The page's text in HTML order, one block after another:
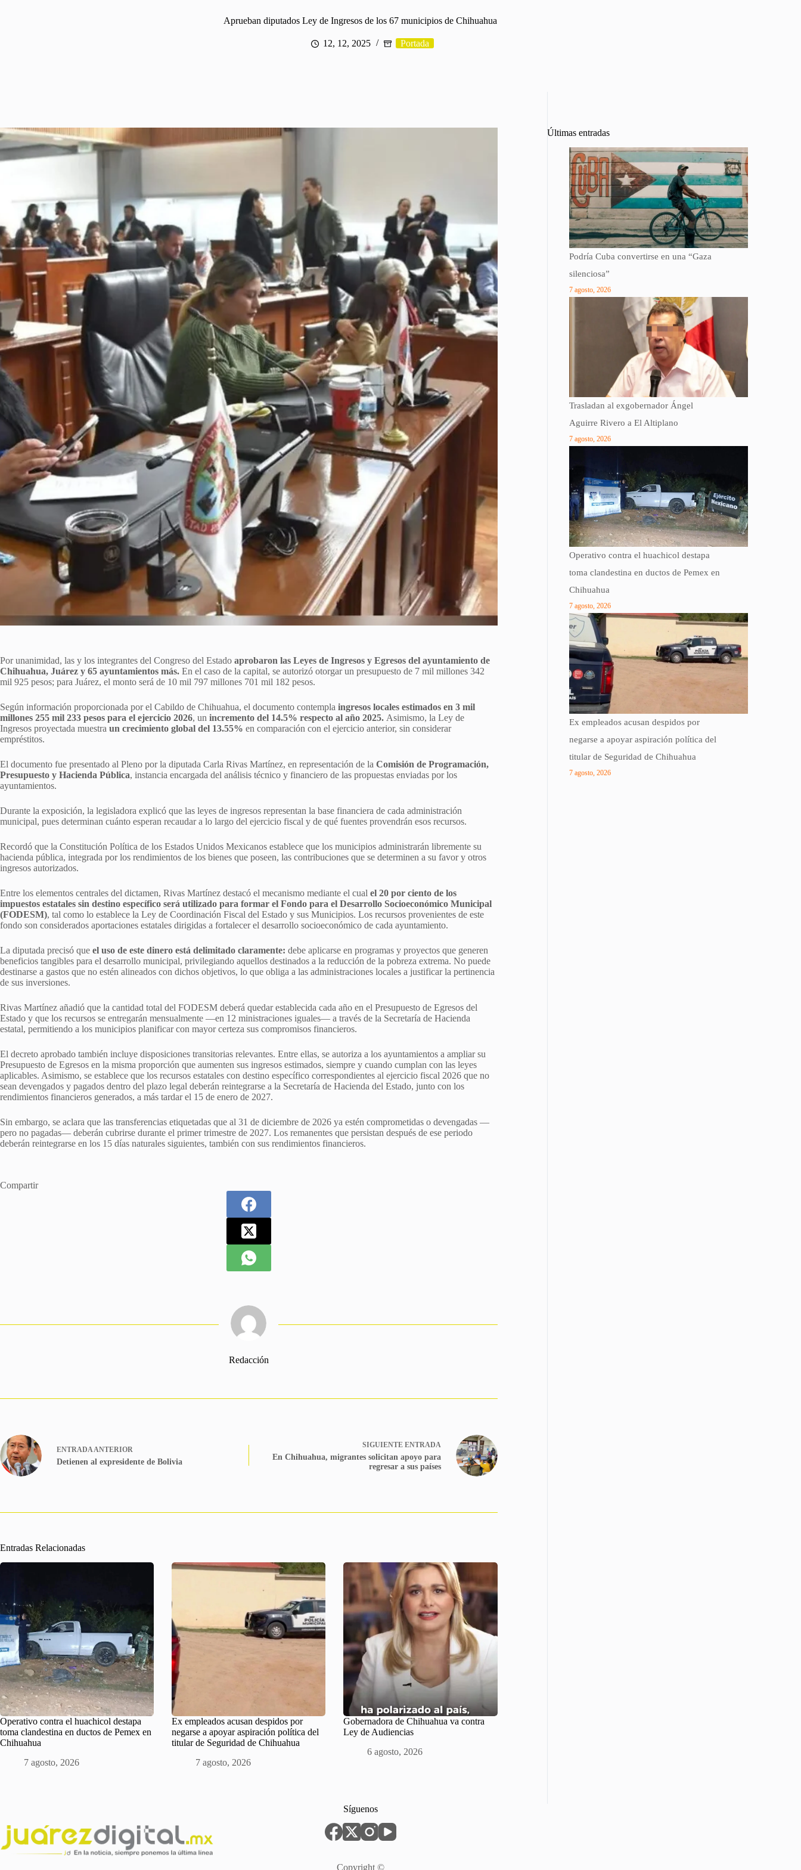
Aprueban diputados Ley de Ingresos de los 67 municipios de Chihuahua
12, 12, 2025 Portada
Por unanimidad, las y los integrantes del Congreso del Estado aprobaron las Leyes de Ingresos y Egresos del ayuntamiento de
Chihuahua, Juárez y 65 ayuntamientos más. En el caso de la capital, se autorizó otorgar un presupuesto de 7 mil millones 342
mil 925 pesos; para Juárez, el monto será de 10 mil 797 millones 701 mil 182 pesos.
Según información proporcionada por el Cabildo de Chihuahua, el documento contempla ingresos locales estimados en 3 mil
millones 255 mil 233 pesos para el ejercicio 2026, un incremento del 14.5% respecto al año 2025. Asimismo, la Ley de
Ingresos proyectada muestra un crecimiento global del 13.55% en comparación con el ejercicio anterior, sin considerar
empréstitos.
El documento fue presentado al Pleno por la diputada Carla Rivas Martínez, en representación de la Comisión de Programación,
Presupuesto y Hacienda Pública, instancia encargada del análisis técnico y financiero de las propuestas enviadas por los
ayuntamientos.
Durante la exposición, la legisladora explicó que las leyes de ingresos representan la base financiera de cada administración
municipal, pues determinan cuánto esperan recaudar a lo largo del ejercicio fiscal y de qué fuentes provendrán esos recursos.
Recordó que la Constitución Política de los Estados Unidos Mexicanos establece que los municipios administrarán libremente su
hacienda pública, integrada por los rendimientos de los bienes que poseen, las contribuciones que se determinen a su favor y otros
ingresos autorizados.
Entre los elementos centrales del dictamen, Rivas Martínez destacó el mecanismo mediante el cual el 20 por ciento de los
impuestos estatales sin destino específico será utilizado para formar el Fondo para el Desarrollo Socioeconómico Municipal
(FODESM), tal como lo establece la Ley de Coordinación Fiscal del Estado y sus Municipios. Los recursos provenientes de este
fondo son considerados aportaciones estatales dirigidas a fortalecer el desarrollo socioeconómico de cada ayuntamiento.
La diputada precisó que el uso de este dinero está delimitado claramente: debe aplicarse en programas y proyectos que generen
beneficios tangibles para el desarrollo municipal, privilegiando aquellos destinados a la reducción de la pobreza extrema. No puede
destinarse a gastos que no estén alineados con dichos objetivos, lo que obliga a las administraciones locales a justificar la pertinencia
de sus inversiones.
Rivas Martínez añadió que la cantidad total del FODESM deberá quedar establecida cada año en el Presupuesto de Egresos del
Estado y que los recursos se entregarán mensualmente —en 12 ministraciones iguales— a través de la Secretaría de Hacienda
estatal, permitiendo a los municipios planificar con mayor certeza sus compromisos financieros.
El decreto aprobado también incluye disposiciones transitorias relevantes. Entre ellas, se autoriza a los ayuntamientos a ampliar su
Presupuesto de Egresos en la misma proporción que aumenten sus ingresos estimados, siempre y cuando cumplan con las leyes
aplicables. Asimismo, se establece que los recursos estatales con destino específico correspondientes al ejercicio fiscal 2026 que no
sean devengados y pagados dentro del plazo legal deberán reintegrarse a la Secretaría de Hacienda del Estado, junto con los
rendimientos financieros generados, a más tardar el 15 de enero de 2027.
Sin embargo, se aclara que las transferencias etiquetadas que al 31 de diciembre de 2026 ya estén comprometidas o devengadas —
pero no pagadas— deberán cubrirse durante el primer trimestre de 2027. Los remanentes que persistan después de ese periodo
deberán reintegrarse en los 15 días naturales siguientes, también con sus rendimientos financieros.
Compartir
Redacción
ENTRADAANTERIOR
Detienen al expresidente de Bolivia
SIGUIENTE ENTRADA
En Chihuahua, migrantes solicitan apoyo para
regresar a sus países
Entradas Relacionadas
Operativo contra el huachicol destapa
toma clandestina en ductos de Pemex en
Chihuahua
7 agosto, 2026
Ex empleados acusan despidos por
negarse a apoyar aspiración política del
titular de Seguridad de Chihuahua
7 agosto, 2026
Gobernadora de Chihuahua va contra
Ley de Audiencias
6 agosto, 2026
Últimas entradas
Podría Cuba convertirse en una “Gaza
silenciosa”
7 agosto, 2026
Trasladan al exgobernador Ángel
Aguirre Rivero a El Altiplano
7 agosto, 2026
Operativo contra el huachicol destapa
toma clandestina en ductos de Pemex en
Chihuahua
7 agosto, 2026
Ex empleados acusan despidos por
negarse a apoyar aspiración política del
titular de Seguridad de Chihuahua
7 agosto, 2026
Síguenos
Copyright ©